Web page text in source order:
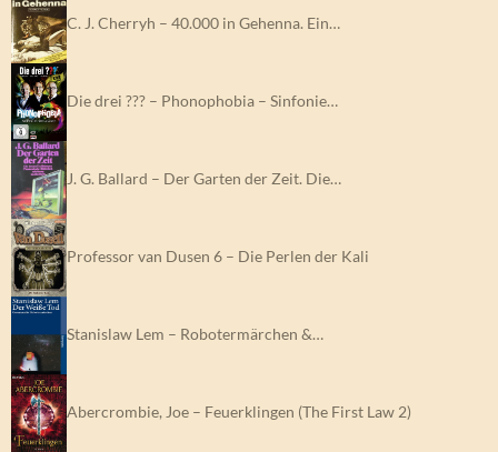
C. J. Cherryh – 40.000 in Gehenna. Ein…
Die drei ??? – Phonophobia – Sinfonie…
J. G. Ballard – Der Garten der Zeit. Die…
Professor van Dusen 6 – Die Perlen der Kali
Stanislaw Lem – Robotermärchen &…
Abercrombie, Joe – Feuerklingen (The First Law 2)